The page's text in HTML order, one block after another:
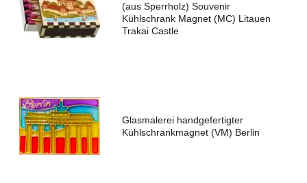
(aus Sperrholz) Souvenir
Kühlschrank Magnet (MC) Litauen
Trakai Castle
Glasmalerei handgefertigter
Kühlschrankmagnet (VM) Berlin